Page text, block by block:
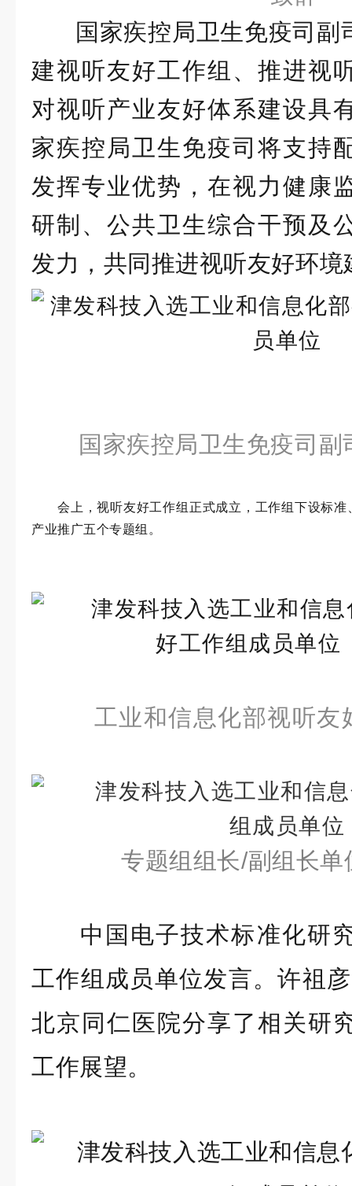
国家疾控局卫生免疫司副
建视听友好工作组、推进视
对视听产业友好体系建设具
家疾控局卫生免疫司将支持
发挥专业优势，在视力健康
研制、公共卫生综合干预及
发力，共同推进视听友好环境
国家疾控局卫生免疫司副
会上，视听友好工作组正式成立，工作组下设标
产业推广五个专题组。
工业和信息化部视听友
专题组组长/副组长
中国电子技术标准化研
工作组成员单位发言。许祖
北京同仁医院分享了相关研
工作展望。